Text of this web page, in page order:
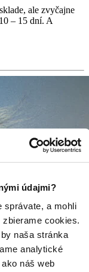
údajmi?
správate, a mohli
cookies.
naša stránka
analytické
náš web
ale zvyčajne
– 15 dní. A